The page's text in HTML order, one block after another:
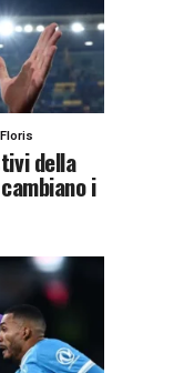
della
i